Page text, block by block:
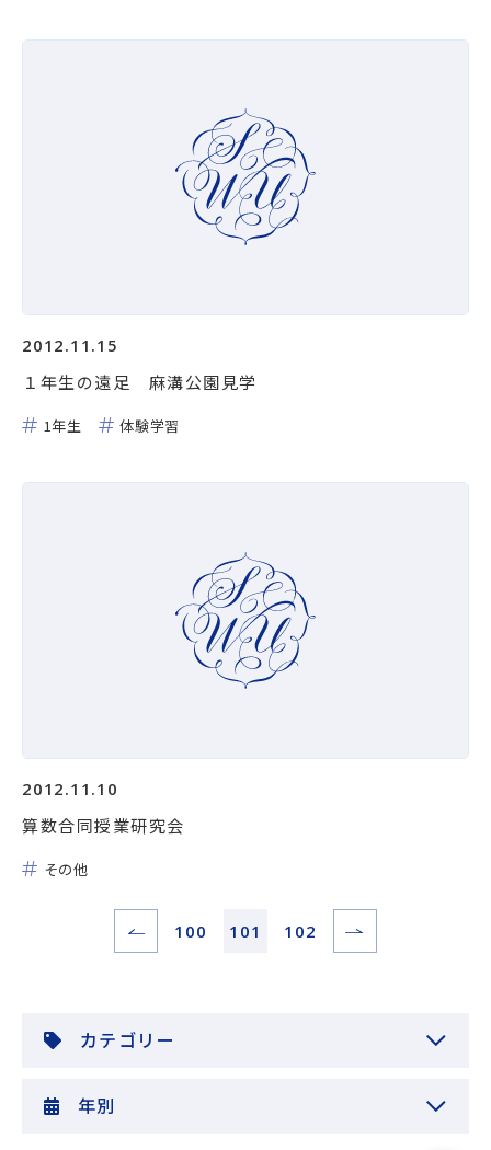
2012.11.15
１年生の遠足 麻溝公園見学
1年生 体験学習
2012.11.10
算数合同授業研究会
その他
100 101 102
カテゴリー
年別